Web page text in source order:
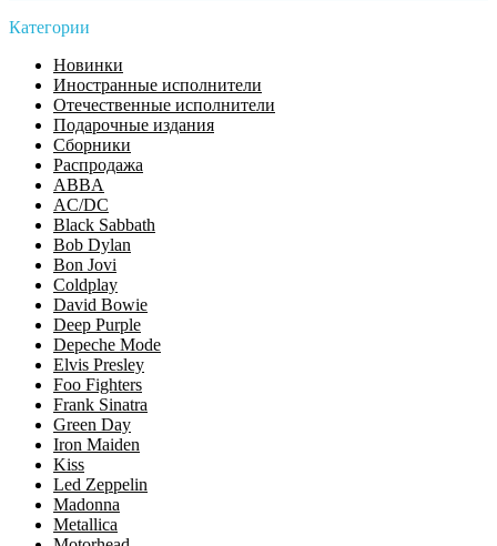
Категории
Новинки
Иностранные исполнители
Отечественные исполнители
Подарочные издания
Сборники
Распродажа
ABBA
AC/DC
Black Sabbath
Bob Dylan
Bon Jovi
Coldplay
David Bowie
Deep Purple
Depeche Mode
Elvis Presley
Foo Fighters
Frank Sinatra
Green Day
Iron Maiden
Kiss
Led Zeppelin
Madonna
Metallica